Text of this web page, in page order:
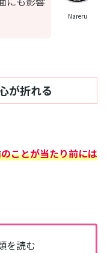
Nareru
が折れる
ことが当たり前には
を読む